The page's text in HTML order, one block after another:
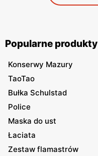
Popularne produkty
Konserwy Mazury
TaoTao
Bułka Schulstad
Police
Maska do ust
Łaciata
Zestaw flamastrów